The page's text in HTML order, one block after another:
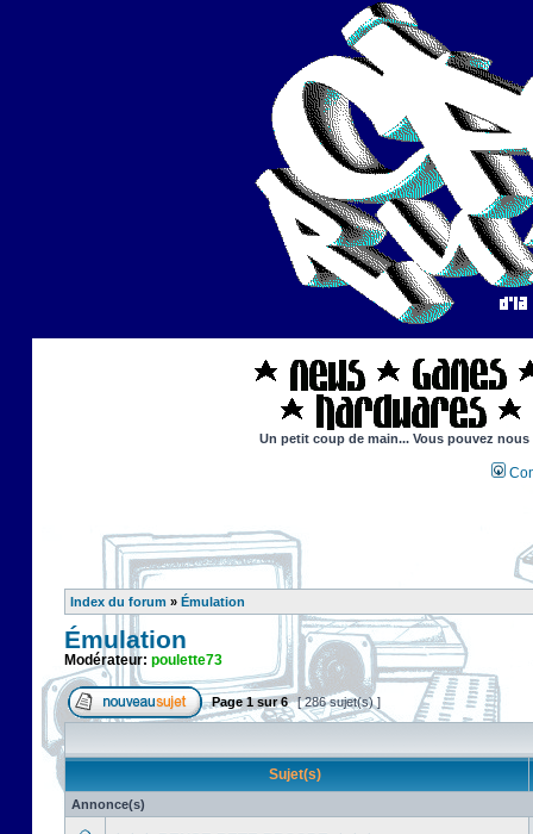
Un petit coup de main... Vous pouvez
Index du forum » Émulation
Émulation
Modérateur: poulette73
Page1sur6 [ 286 sujet(s) ]
Sujet(s)
Annonce(s)